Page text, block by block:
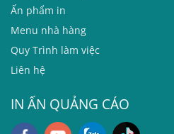
Ấn phẩm in
Menu nhà hàng
Quy Trình làm việc
Liên hệ
IN ẤN QUẢNG CÁO